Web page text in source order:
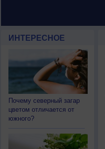
ИНТЕРЕСНОЕ
Почему северный загар
цветом отличается от
южного?